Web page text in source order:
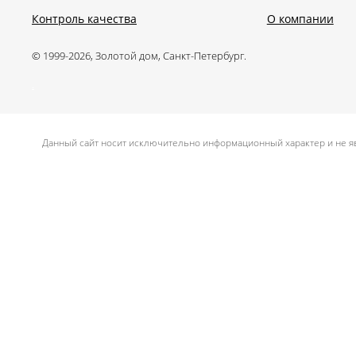
Контроль качества О компании
© 1999-2026, Золотой дом, Санкт-Петербург.
Данный сайт носит исключительно информационный характер и не